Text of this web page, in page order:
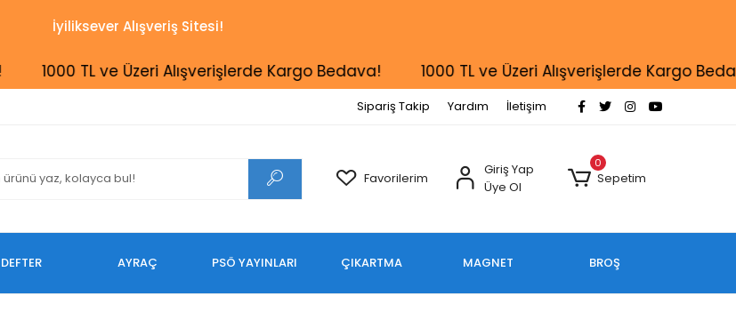
İyiliksever Alışveriş Sitesi!
1000 TL ve Üzeri Alışverişlerde Kargo Bedava! 1000 TL ve Üzeri Alışverişlerde Kargo Bedava!
Sipariş Takip Yardım İletişim
Favorilerim
Giriş Yap
Üye Ol
0
Sepetim
DEFTER AYRAÇ PSÖ YAYINLARI ÇIKARTMA MAGNET BROŞ